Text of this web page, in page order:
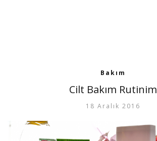
Bakım
Cilt Bakım Rutinim
18 Aralık 2016